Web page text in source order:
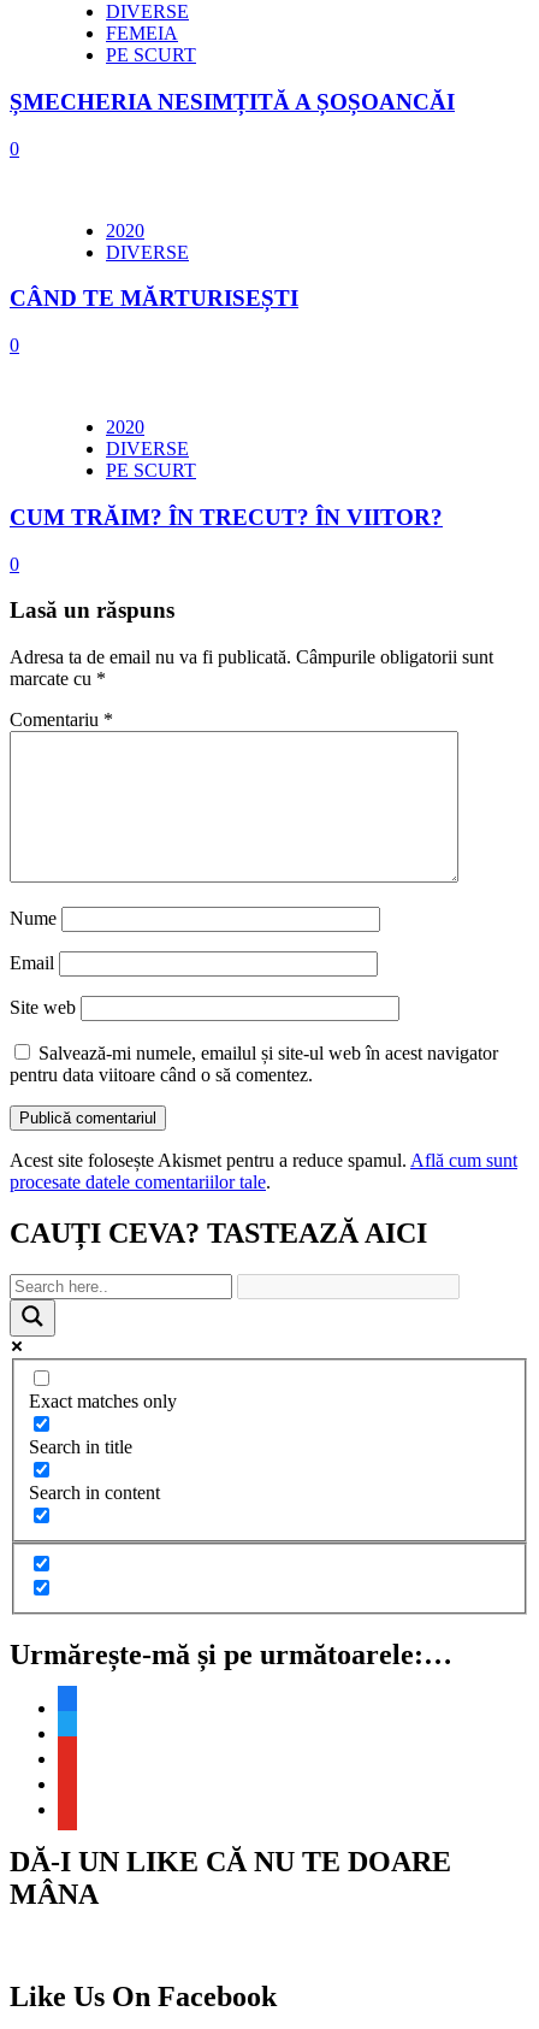
DIVERSE
FEMEIA
PE SCURT
ȘMECHERIA NESIMȚITĂ A ȘOȘOANCĂI
0
2020
DIVERSE
CÂND TE MĂRTURISEȘTI
0
2020
DIVERSE
PE SCURT
CUM TRĂIM? ÎN TRECUT? ÎN VIITOR?
0
Lasă un răspuns
Adresa ta de email nu va fi publicată. Câmpurile obligatorii sunt
marcate cu *
Comentariu *
Nume
Email
Site web
Salvează-mi numele, emailul și site-ul web în acest navigator
pentru data viitoare când o să comentez.
Acest site folosește Akismet pentru a reduce spamul. Află cum sunt
procesate datele comentariilor tale.
CAUȚI CEVA? TASTEAZĂ AICI
Exact matches only
Search in title
Search in content
Urmărește-mă și pe următoarele:…
DĂ-I UN LIKE CĂ NU TE DOARE
MÂNA
Like Us On Facebook